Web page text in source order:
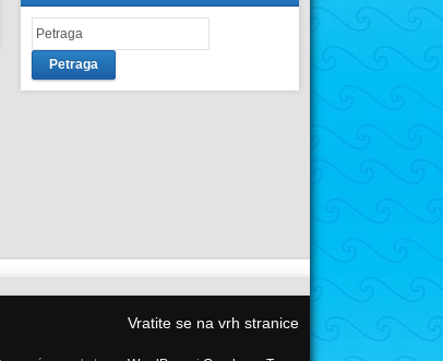
Petraga
Vratite se na vrh stranice